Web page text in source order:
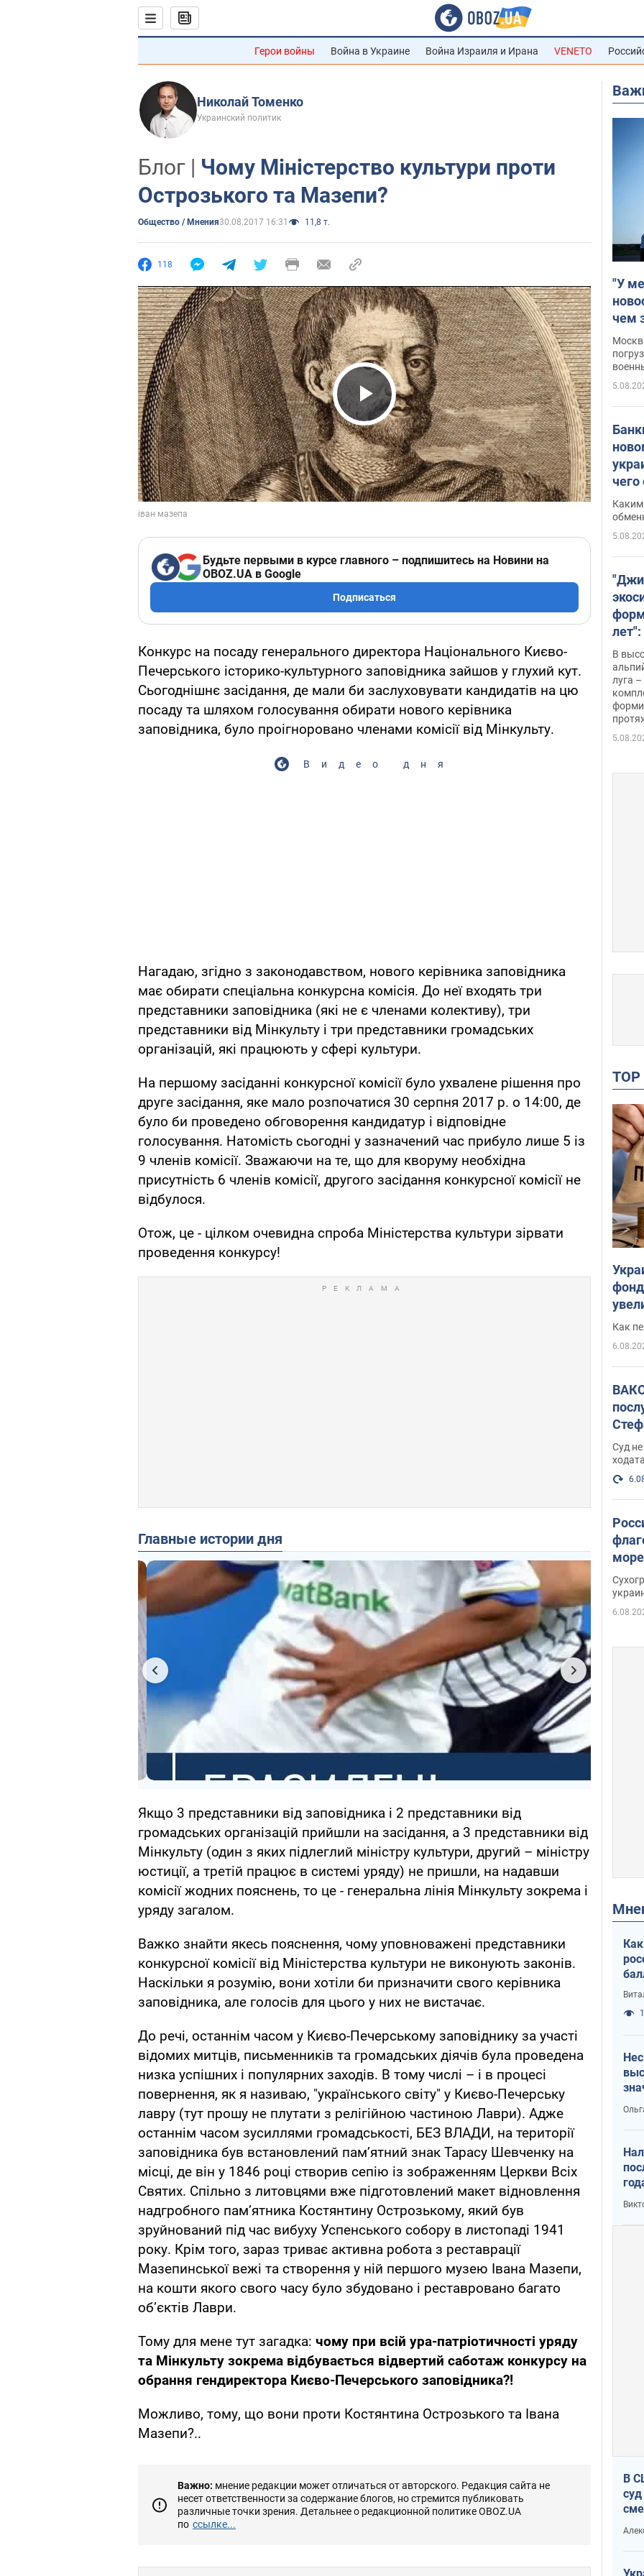
Герои войны Война в Украине Война Израиля и Ирана VENETO
Николай Томенко
Украинский политик
Блог | Чому Міністерство культури проти
Острозького та Мазепи?
Общество / Мнения30.08.2017 16:31 11,8 т.
118
Play Video
Будьте первыми в курсе главного – подпишитесь на Новини на
OBOZ.UA в Google
Подписаться
Конкурс на посаду генерального директора Національного Києво-
Печерського історико-культурного заповідника зайшов у глухий кут.
Сьогоднішнє засідання, де мали би заслуховувати кандидатів на цю
посаду та шляхом голосування обирати нового керівника
заповідника, було проігноровано членами комісії від Мінкульту.
Видео дня
Нагадаю, згідно з законодавством, нового керівника заповідника
має обирати спеціальна конкурсна комісія. До неї входять три
представники заповідника (які не є членами колективу), три
представники від Мінкульту і три представники громадських
організацій, які працюють у сфері культури.
На першому засіданні конкурсної комісії було ухвалене рішення про
друге засідання, яке мало розпочатися 30 серпня 2017 р. о 14:00, де
було би проведено обговорення кандидатур і відповідне
голосування. Натомість сьогодні у зазначений час прибуло лише 5 із
9 членів комісії. Зважаючи на те, що для кворуму необхідна
присутність 6 членів комісії, другого засідання конкурсної комісії не
відбулося.
Отож, це - цілком очевидна спроба Міністерства культури зірвати
проведення конкурсу!
Главные истории дня
Якщо 3 представники від заповідника і 2 представники від
громадських організацій прийшли на засідання, а 3 представники від
Мінкульту (один з яких підлеглий міністру культури, другий – міністру
юстиції, а третій працює в системі уряду) не пришли, на надавши
комісії жодних пояснень, то це - генеральна лінія Мінкульту зокрема і
уряду загалом.
Важко знайти якесь пояснення, чому уповноважені представники
конкурсної комісії від Міністерства культури не виконують законів.
Наскільки я розумію, вони хотіли би призначити свого керівника
заповідника, але голосів для цього у них не вистачає.
До речі, останнім часом у Києво-Печерському заповіднику за участі
відомих митців, письменників та громадських діячів була проведена
низка успішних і популярних заходів. В тому числі – і в процесі
повернення, як я називаю, "українського світу" у Києво-Печерську
лавру (тут прошу не плутати з релігійною частиною Лаври). Адже
останнім часом зусиллями громадськості, БЕЗ ВЛАДИ, на території
заповідника був встановлений памʼятний знак Тарасу Шевченку на
місці, де він у 1846 році створив сепію із зображенням Церкви Всіх
Святих. Спільно з литовцями вже підготовлений макет відновлення
надгробного памʼятника Костянтину Острозькому, який був
зруйнований під час вибуху Успенського собору в листопаді 1941
року. Крім того, зараз триває активна робота з реставрації
Мазепинської вежі та створення у ній першого музею Івана Мазепи,
на кошти якого свого часу було збудовано і реставровано багато
обʼєктів Лаври.
Тому для мене тут загадка: чому при всій ура-патріотичності уряду
та Мінкульту зокрема відбувається відвертий саботаж конкурсу на
обрання гендиректора Києво-Печерського заповідника?!
Можливо, тому, що вони проти Костянтина Острозького та Івана
Мазепи?..
Важно: мнение редакции может отличаться от авторского. Редакция сайта не
несет ответственности за содержание блогов, но стремится публиковать
различные точки зрения. Детальнее о редакционной политике OBOZ.UA
по ссылке...
"У
чем
Каким
В
луга
не
Как
деле
Суд
В